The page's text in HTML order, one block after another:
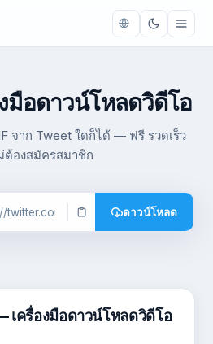
มือดาวน์โหลดวิดีโอ
จาก Tweet ใดก็ได้ — ฟรี รวดเร็ว
ต้องสมัครสมาชิก
ดาวน์โหลด
เครื่องมือดาวน์โหลดวิดีโอ